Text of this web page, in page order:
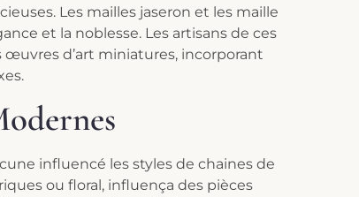
Les mailles jaseron et les maille
et la noblesse. Les artisans de ces
d’art miniatures, incorporant
influencé les styles de chaines de
ou floral, influença des pièces